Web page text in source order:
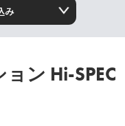
み
ン Hi-SPEC